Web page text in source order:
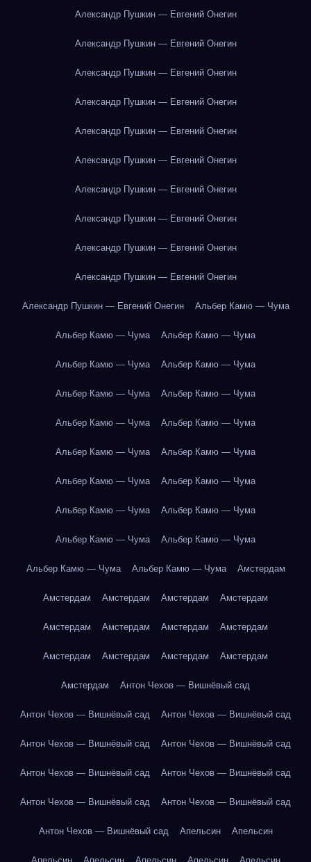
Александр Пушкин — Евгений Онегин
Александр Пушкин — Евгений Онегин
Александр Пушкин — Евгений Онегин
Александр Пушкин — Евгений Онегин
Александр Пушкин — Евгений Онегин
Александр Пушкин — Евгений Онегин
Александр Пушкин — Евгений Онегин
Александр Пушкин — Евгений Онегин
Александр Пушкин — Евгений Онегин
Александр Пушкин — Евгений Онегин
Александр Пушкин — Евгений Онегин Альбер Камю — Чума
Альбер Камю — Чума Альбер Камю — Чума
Альбер Камю — Чума Альбер Камю — Чума
Альбер Камю — Чума Альбер Камю — Чума
Альбер Камю — Чума Альбер Камю — Чума
Альбер Камю — Чума Альбер Камю — Чума
Альбер Камю — Чума Альбер Камю — Чума
Альбер Камю — Чума Альбер Камю — Чума
Альбер Камю — Чума Альбер Камю — Чума
Альбер Камю — Чума Альбер Камю — Чума Амстердам
Амстердам Амстердам Амстердам Амстердам
Амстердам Амстердам Амстердам Амстердам
Амстердам Амстердам Амстердам Амстердам
Амстердам Антон Чехов — Вишнёвый сад
Антон Чехов — Вишнёвый сад Антон Чехов — Вишнёвый сад
Антон Чехов — Вишнёвый сад Антон Чехов — Вишнёвый сад
Антон Чехов — Вишнёвый сад Антон Чехов — Вишнёвый сад
Антон Чехов — Вишнёвый сад Антон Чехов — Вишнёвый сад
Антон Чехов — Вишнёвый сад Апельсин Апельсин